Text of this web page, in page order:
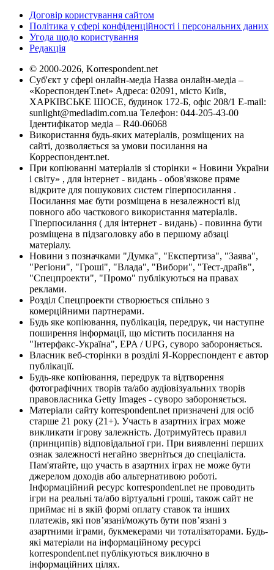
Договір користування сайтом
Політика у сфері конфіденційності і персональних даних
Угода щодо користування
Редакція
© 2000-2026, Korrespondent.net
Суб'єкт у сфері онлайн-медіа Назва онлайн-медіа –
«КореспонденТ.net» Адреса: 02091, місто Київ,
ХАРКІВСЬКЕ ШОСЕ, будинок 172-Б, офіс 208/1 E-mail:
sunlight@mediadim.com.ua Телефон: 044-205-43-00
Ідентифікатор медіа – R40-06068
Використання будь-яких матеріалів, розміщених на
сайті, дозволяється за умови посилання на
Корреспондент.net.
При копіюванні матеріалів зі сторінки « Новини України
і світу» , для інтернет - видань - обов'язкове пряме
відкрите для пошукових систем гіперпосилання .
Посилання має бути розміщена в незалежності від
повного або часткового використання матеріалів.
Гіперпосилання ( для інтернет - видань) - повинна бути
розміщена в підзаголовку або в першому абзаці
матеріалу.
Новини з позначками "Думка", "Експертиза", "Заява",
"Регіони", "Гроші", "Влада", "Вибори", "Тест-драйв",
"Спецпроекти", "Промо" публікуються на правах
реклами.
Розділ Спецпроекти створюється спільно з
комерційними партнерами.
Будь яке копіювання, публікація, передрук, чи наступне
поширення інформації, що містить посилання на
"Інтерфакс-Україна", EPA / UPG, суворо забороняється.
Власник веб-сторінки в розділі Я-Корреспондент є автор
публікації.
Будь-яке копіювання, передрук та відтворення
фотографічних творів та/або аудіовізуальних творів
правовласника Getty Images - суворо забороняється.
Матеріали сайту korrespondent.net призначені для осіб
старше 21 року (21+). Участь в азартних іграх може
викликати ігрову залежність. Дотримуйтесь правил
(принципів) відповідальної гри. При виявленні перших
ознак залежності негайно зверніться до спеціаліста.
Пам'ятайте, що участь в азартних іграх не може бути
джерелом доходів або альтернативою роботі.
Інформаційний ресурс korrespondent.net не проводить
ігри на реальні та/або віртуальні гроші, також сайт не
приймає ні в якій формі оплату ставок та інших
платежів, які пов’язані/можуть бути пов’язані з
азартними іграми, букмекерами чи тоталізаторами. Будь-
які матеріали на інформаційному ресурсі
korrespondent.net публікуються виключно в
інформаційних цілях.